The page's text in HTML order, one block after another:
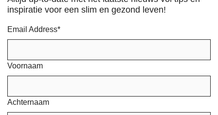
inspiratie voor een slim en gezond leven!
Email Address*
Voornaam
Achternaam